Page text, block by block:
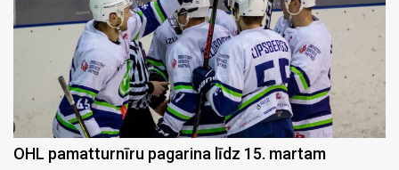
OHL pamatturnīru pagarina līdz 15. martam